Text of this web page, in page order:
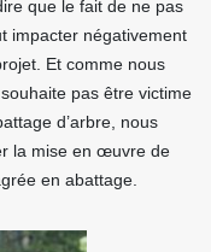
que le fait de ne pas
impacter négativement
Et comme nous
pas être victime
d’arbre, nous
la mise en œuvre de
en abattage.